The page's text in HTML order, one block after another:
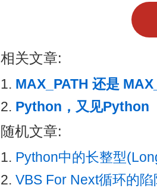
相关文章:
MAX_PATH 还是
Python，又见Python
随机文章:
Python中的长整型
VBS For Next循环的陷